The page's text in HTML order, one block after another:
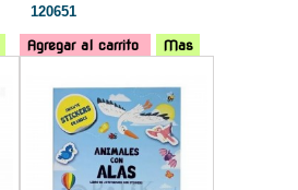
120651
Agregar al carrito
Mas